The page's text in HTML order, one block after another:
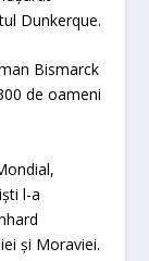
Dunkerque.
Bismarck
de oameni
l-a
și Moraviei.